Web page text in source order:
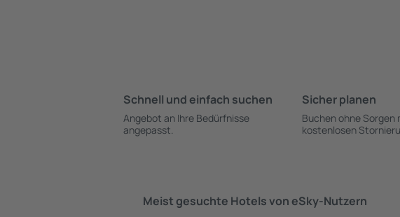
Schnell und einfach suchen
Angebot an Ihre Bedürfnisse
angepasst.
Sicher planen
Buchen ohne Sorgen
kostenlosen
Meist gesuchte Hotels von eSky-Nutzern